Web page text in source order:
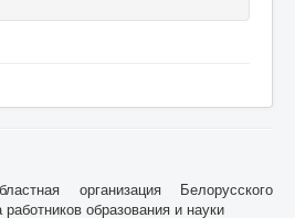
организация Белорусского
образования и науки